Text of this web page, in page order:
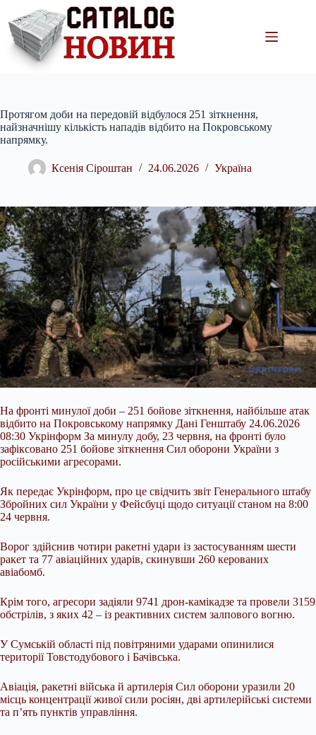
вмісту
Протягом доби на передовій відбулося 251 зіткнення,
найзначнішу кількість нападів відбито на Покровському
напрямку.
Ксенія Сіроштан 24.06.2026 Україна
На фронті минулої доби – 251 бойове зіткнення, найбільше атак
відбито на Покровському напрямку Дані Генштабу 24.06.2026
08:30 Укрінформ За минулу добу, 23 червня, на фронті було
зафіксовано 251 бойове зіткнення Сил оборони України з
російськими агресорами.
Як передає Укрінформ, про це свідчить звіт Генерального штабу
Збройних сил України у Фейсбуці щодо ситуації станом на 8:00
24 червня.
Ворог здійснив чотири ракетні удари із застосуванням шести
ракет та 77 авіаційних ударів, скинувши 260 керованих
авіабомб.
Крім того, агресори задіяли 9741 дрон-камікадзе та провели 3159
обстрілів, з яких 42 – із реактивних систем залпового вогню.
У Сумській області під повітряними ударами опинилися
території Товстодубового і Бачівська.
Авіація, ракетні війська й артилерія Сил оборони уразили 20
місць концентрації живої сили росіян, дві артилерійські системи
та п’ять пунктів управління.